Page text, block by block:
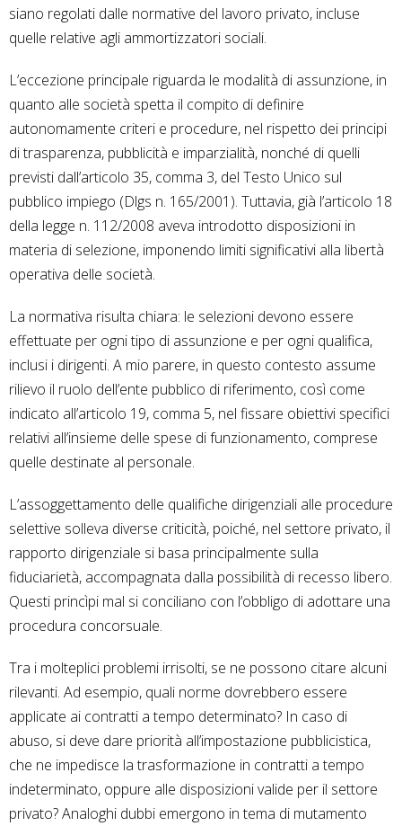
siano regolati dalle normative del lavoro privato, incluse
quelle relative agli ammortizzatori sociali.
L’eccezione principale riguarda le modalità di assunzione, in
quanto alle società spetta il compito di definire
autonomamente criteri e procedure, nel rispetto dei principi
di trasparenza, pubblicità e imparzialità, nonché di quelli
previsti dall’articolo 35, comma 3, del Testo Unico sul
pubblico impiego (Dlgs n. 165/2001). Tuttavia, già l’articolo 18
della legge n. 112/2008 aveva introdotto disposizioni in
materia di selezione, imponendo limiti significativi alla libertà
operativa delle società.
La normativa risulta chiara: le selezioni devono essere
effettuate per ogni tipo di assunzione e per ogni qualifica,
inclusi i dirigenti. A mio parere, in questo contesto assume
rilievo il ruolo dell’ente pubblico di riferimento, così come
indicato all’articolo 19, comma 5, nel fissare obiettivi specifici
relativi all’insieme delle spese di funzionamento, comprese
quelle destinate al personale.
L’assoggettamento delle qualifiche dirigenziali alle procedure
selettive solleva diverse criticità, poiché, nel settore privato, il
rapporto dirigenziale si basa principalmente sulla
fiduciarietà, accompagnata dalla possibilità di recesso libero.
Questi princìpi mal si conciliano con l’obbligo di adottare una
procedura concorsuale.
Tra i molteplici problemi irrisolti, se ne possono citare alcuni
rilevanti. Ad esempio, quali norme dovrebbero essere
applicate ai contratti a tempo determinato? In caso di
abuso, si deve dare priorità all’impostazione pubblicistica,
che ne impedisce la trasformazione in contratti a tempo
indeterminato, oppure alle disposizioni valide per il settore
privato? Analoghi dubbi emergono in tema di mutamento